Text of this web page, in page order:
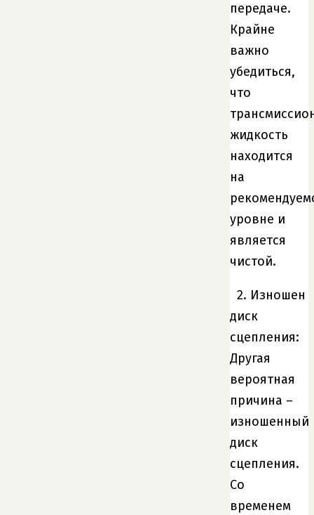
передаче.
Крайне
важно
убедиться,
что
жидкость
находится
на
уровне и
является
чистой.
2. Изношен
диск
сцепления:
Другая
вероятная
причина –
изношенный
диск
сцепления.
Со
временем